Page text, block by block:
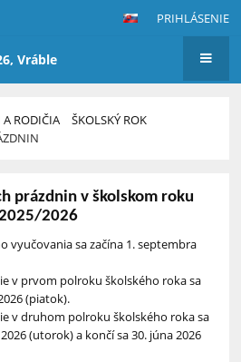
PRIHLÁSENIE
Vráble
A RODIČIA
ŠKOLSKÝ ROK
prázdnin v školskom roku
2026
vyučovania sa začína 1. septembra
v prvom polroku školského roka sa
(piatok).
v druhom polroku školského roka sa
(utorok) a končí sa 30. júna 2026